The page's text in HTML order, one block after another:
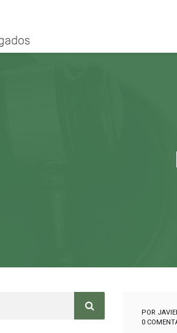
POR
0